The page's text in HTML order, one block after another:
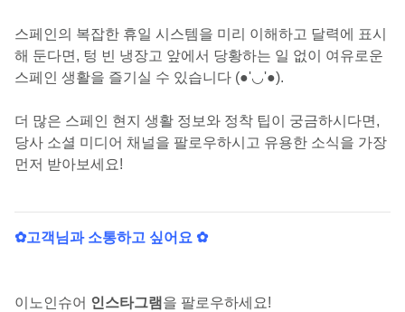
스페인의 복잡한 휴일 시스템을 미리 이해하고 달력에 표시
해 둔다면, 텅 빈 냉장고 앞에서 당황하는 일 없이 여유로운
스페인 생활을 즐기실 수 있습니다 (●'◡'●).
더 많은 스페인 현지 생활 정보와 정착 팁이 궁금하시다면,
당사 소셜 미디어 채널을 팔로우하시고 유용한 소식을 가장
먼저 받아보세요!
✿고객님과 소통하고 싶어요 ✿
이노인슈어 인스타그램 을 팔로우하세요!